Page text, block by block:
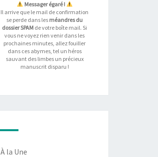
Messager égaré !
Il arrive que le mail de confirmation
se perde dans les méandres du
dossier SPAM de votre boîte mail. Si
vous ne voyez rien venir dans les
prochaines minutes, allez fouiller
dans ces abymes, tel un héros
sauvant des limbes un précieux
manuscrit disparu !
À la Une